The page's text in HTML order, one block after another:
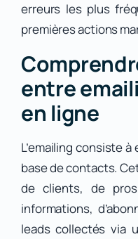
erreurs les plus
premières actions
entre
en ligne
L’emailing consiste
base de contacts.
de clients, de
informations,
leads collectés via